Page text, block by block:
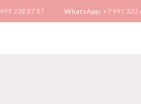
238 87 87 WhatsApp: +7 991 332